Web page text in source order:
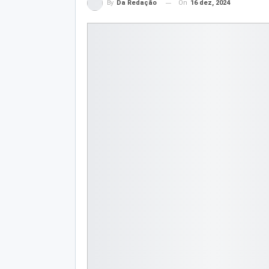
By Da Redação On 16 dez, 2024